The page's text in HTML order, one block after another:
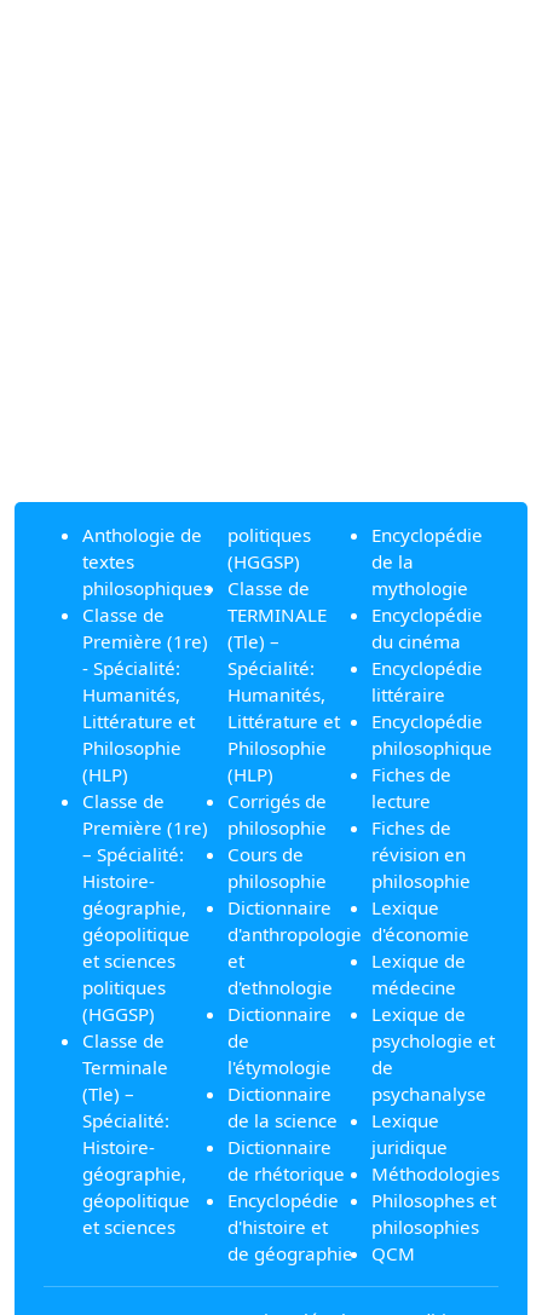
Anthologie de
textes
philosophiques
Classe de
Première (1re)
- Spécialité:
Humanités,
Littérature et
Philosophie
(HLP)
Classe de
Première (1re)
– Spécialité:
Histoire-
géographie,
géopolitique
et sciences
politiques
(HGGSP)
Classe de
Terminale
(Tle) –
Spécialité:
Histoire-
géographie,
géopolitique
et sciences
politiques
(HGGSP)
Classe de
TERMINALE
(Tle) –
Spécialité:
Humanités,
Littérature et
Philosophie
(HLP)
Corrigés de
philosophie
Cours de
philosophie
Dictionnaire
d'anthropologie
et
d'ethnologie
Dictionnaire
de
l'étymologie
Dictionnaire
de la science
Dictionnaire
de rhétorique
Encyclopédie
d'histoire et
de géographie
Encyclopédie
de la
mythologie
Encyclopédie
du cinéma
Encyclopédie
littéraire
Encyclopédie
philosophique
Fiches de
lecture
Fiches de
révision en
philosophie
Lexique
d'économie
Lexique de
médecine
Lexique de
psychologie et
de
psychanalyse
Lexique
juridique
Méthodologies
Philosophes et
philosophies
QCM